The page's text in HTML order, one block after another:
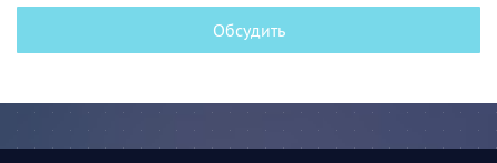
Обсудить